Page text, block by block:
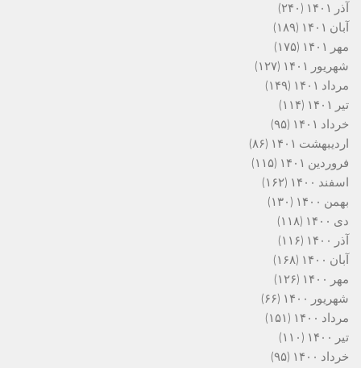
آذر ۱۴۰۱
(۲۴۰)
آبان ۱۴۰۱
(۱۸۹)
مهر ۱۴۰۱
(۱۷۵)
شهریور ۱۴۰۱
(۱۲۷)
مرداد ۱۴۰۱
(۱۴۹)
تیر ۱۴۰۱
(۱۱۴)
خرداد ۱۴۰۱
(۹۵)
اردیبهشت ۱۴۰۱
(۸۶)
فروردین ۱۴۰۱
(۱۱۵)
اسفند ۱۴۰۰
(۱۶۲)
بهمن ۱۴۰۰
(۱۳۰)
دی ۱۴۰۰
(۱۱۸)
آذر ۱۴۰۰
(۱۱۶)
آبان ۱۴۰۰
(۱۶۸)
مهر ۱۴۰۰
(۱۲۶)
شهریور ۱۴۰۰
(۶۶)
مرداد ۱۴۰۰
(۱۵۱)
تیر ۱۴۰۰
(۱۱۰)
خرداد ۱۴۰۰
(۹۵)